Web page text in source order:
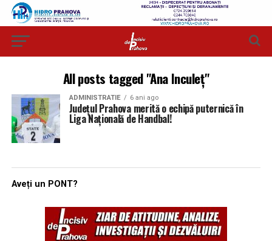
All posts tagged "Ana Inculeț"
ADMINISTRATIE 6 ani ago
Județul Prahova merită o echipă puternică în
Liga Națională de Handbal!
Aveți un PONT?